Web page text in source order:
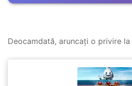
Deocamdată, aruncați o privire la